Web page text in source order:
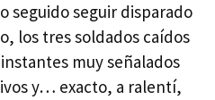
seguido seguir disparado
los tres soldados caídos
muy señalados
y… exacto, a ralentí,